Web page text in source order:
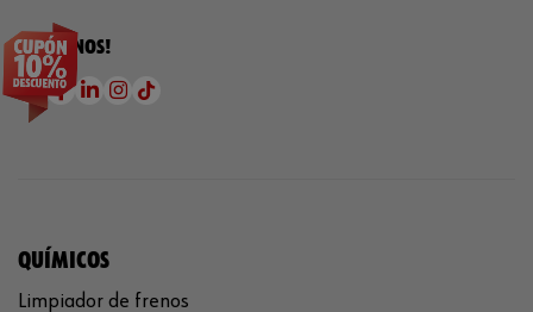
¡SÍGUENOS!
QUÍMICOS
Limpiador de frenos